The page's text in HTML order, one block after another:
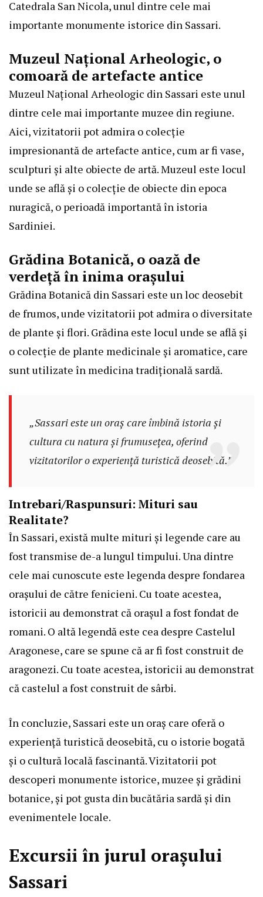
Catedrala San Nicola, unul dintre cele mai
importante monumente istorice din Sassari.
Muzeul Național Arheologic, o
comoară de artefacte antice
Muzeul Național Arheologic din Sassari este unul
dintre cele mai importante muzee din regiune.
Aici, vizitatorii pot admira o colecție
impresionantă de artefacte antice, cum ar fi vase,
sculpturi și alte obiecte de artă. Muzeul este locul
unde se află și o colecție de obiecte din epoca
nuragică, o perioadă importantă în istoria
Sardiniei.
Grădina Botanică, o oază de
verdeță în inima orașului
Grădina Botanică din Sassari este un loc deosebit
de frumos, unde vizitatorii pot admira o diversitate
de plante și flori. Grădina este locul unde se află și
o colecție de plante medicinale și aromatice, care
sunt utilizate în medicina tradițională sardă.
„Sassari este un oraș care îmbină istoria și
cultura cu natura și frumusețea, oferind
vizitatorilor o experiență turistică deosebită.”
Intrebari/Raspunsuri: Mituri sau
Realitate?
În Sassari, există multe mituri și legende care au
fost transmise de-a lungul timpului. Una dintre
cele mai cunoscute este legenda despre fondarea
orașului de către fenicieni. Cu toate acestea,
istoricii au demonstrat că orașul a fost fondat de
romani. O altă legendă este cea despre Castelul
Aragonese, care se spune că ar fi fost construit de
aragonezi. Cu toate acestea, istoricii au demonstrat
că castelul a fost construit de sârbi.
În concluzie, Sassari este un oraș care oferă o
experiență turistică deosebită, cu o istorie bogată
și o cultură locală fascinantă. Vizitatorii pot
descoperi monumente istorice, muzee și grădini
botanice, și pot gusta din bucătăria sardă și din
evenimentele locale.
Excursii în jurul orașului
Sassari